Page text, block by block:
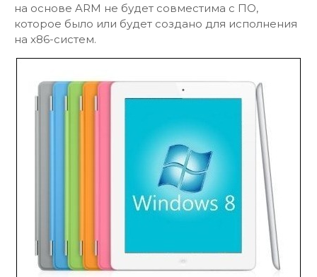
на основе ARM не будет совместима с ПО,
которое было или будет создано для исполнения
на x86-систем.